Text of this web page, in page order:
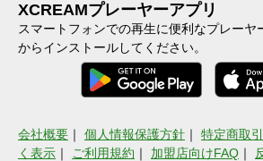
XCREAMプレーヤーアプリ
スマートフォンでの再生に便利なプレーヤ
からインストールしてください。
会社概要 ｜ 個人情報保護方針 ｜ 特定商取
く表示 ｜ ご利用規約 ｜ 加盟店向けFAQ ｜